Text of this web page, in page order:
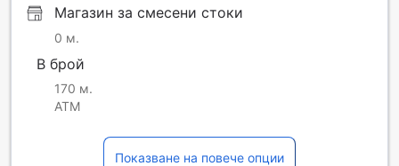
Магазин за смесени стоки
0 м.
В брой
170 м.
ATM
Показване на повече опции